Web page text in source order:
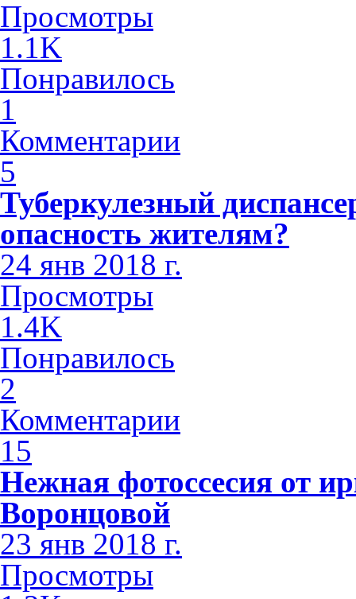
Просмотры
1.1K
Понравилось
1
Комментарии
5
Туберкулезный
опасность жителям?
24 янв 2018 г.
Просмотры
1.4K
Понравилось
2
Комментарии
15
Нежная фотоссесия от
Воронцовой
23 янв 2018 г.
Просмотры